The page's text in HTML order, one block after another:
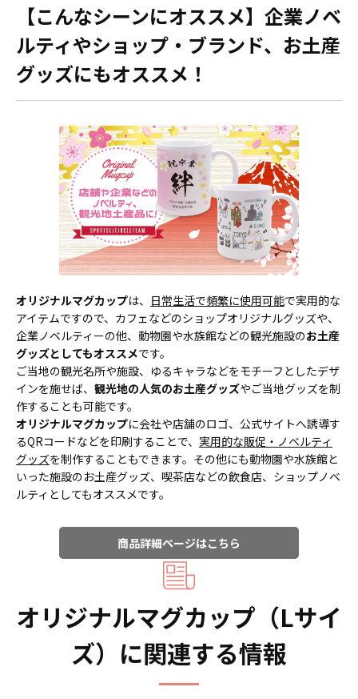
【こんなシーンにオススメ】企業ノベ
ルティやショップ・ブランド、お土産
グッズにもオススメ！
オリジナルマグカップは、 日常生活で頻繁に使用可能で実用的な
アイテムですので、カフェなどのショップオリジナルグッズや、
企業ノベルティーの他、動物園や水族館などの観光施設のお土産
グッズとしてもオススメです。
ご当地の観光名所や施設、ゆるキャラなどをモチーフとしたデザ
インを施せば、 観光地の人気のお土産グッズやご当地グッズを制
作することも可能です。
オリジナルマグカップに会社や店舗のロゴ、公式サイトへ誘導す
るQRコードなどを印刷することで、 実用的な販促・ノベルティ
グッズを制作することもできます。その他にも動物園や水族館と
いった施設のお土産グッズ、喫茶店などの飲食店、ショップノベ
ルティとしてもオススメです。
商品詳細ページはこちら
オリジナルマグカップ（Lサイ
ズ）に関連する情報